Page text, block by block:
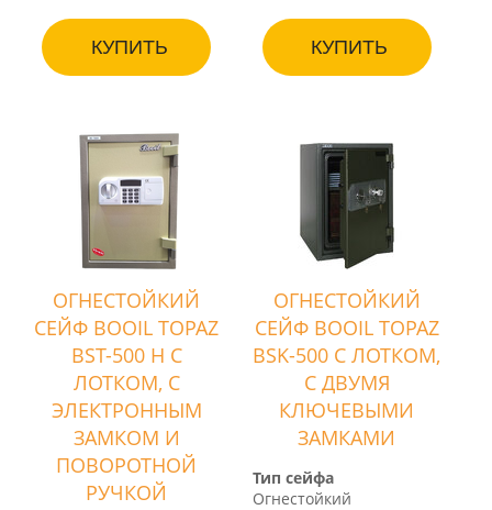
КУПИТЬ КУПИТЬ
ОГНЕСТОЙКИЙ
СЕЙФ BOOIL TOPAZ
BST-500 H С
ЛОТКОМ, С
ЭЛЕКТРОННЫМ
ЗАМКОМ И
ПОВОРОТНОЙ
РУЧКОЙ
ОГНЕСТОЙКИЙ
СЕЙФ BOOIL TOPAZ
BSK-500 С ЛОТКОМ,
С ДВУМЯ
КЛЮЧЕВЫМИ
ЗАМКАМИ
Тип сейфа
Огнестойкий